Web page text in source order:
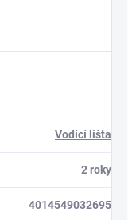
Vodící lišta
2 roky
4014549032695